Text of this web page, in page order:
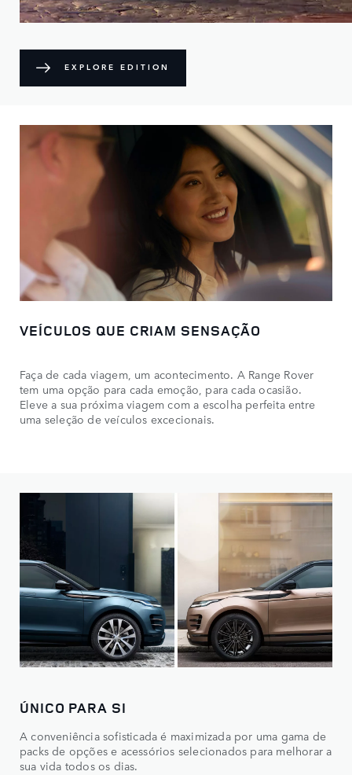
EXPLORE EDITION
VEÍCULOS QUE CRIAM SENSAÇÃO
Faça de cada viagem, um acontecimento. A Range Rover
tem uma opção para cada emoção, para cada ocasião.
Eleve a sua próxima viagem com a escolha perfeita entre
uma seleção de veículos excecionais.
ÚNICO PARA SI
A conveniência sofisticada é maximizada por uma gama de
packs de opções e acessórios selecionados para melhorar a
sua vida todos os dias.